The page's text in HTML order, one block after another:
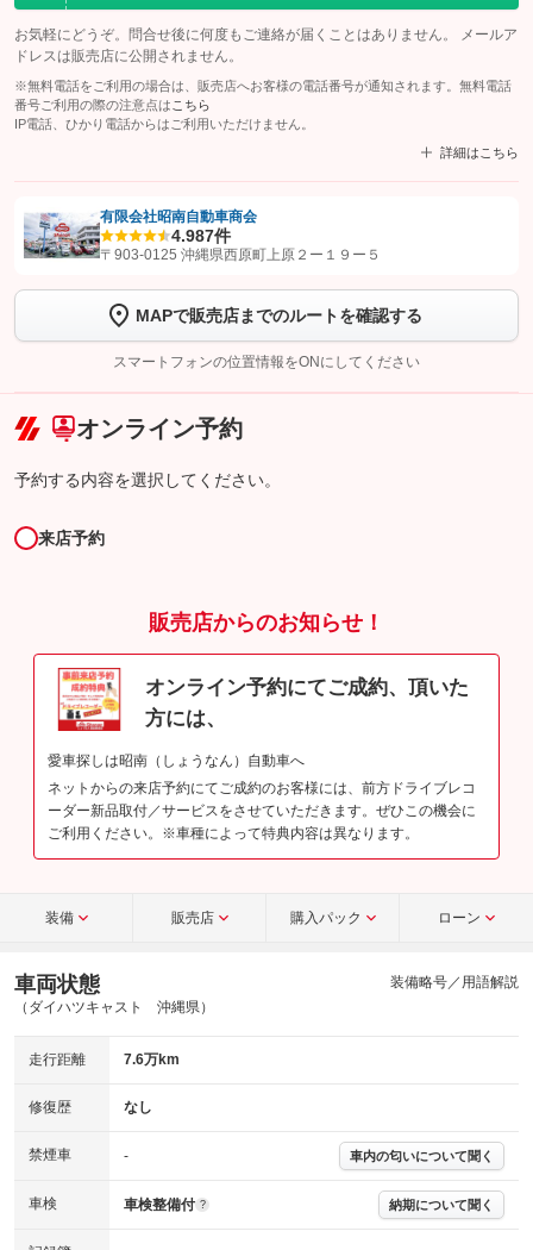
お気軽にどうぞ。問合せ後に何度もご連絡が届くことはありません。 メールア
ドレスは販売店に公開されません。
※無料電話をご利用の場合は、販売店へお客様の電話番号が通知されます。無料電話
番号ご利用の際の注意点は こちら
IP電話、ひかり電話からはご利用いただけません。
詳細はこちら
【STEP1】認証画面でグーネットを友だち追加してから「許可する」ボタンを押
トーク画面で
ボタンをタップして問い合わせを
完了してください。
こちら
有限会社昭南自動車商会
4.987件
〒903-0125 沖縄県西原町上原２ー１９ー５
MAPで販売店までのルートを確認する
スマートフォンの位置情報をONにしてください
オンライン予約
予約する内容を選択してください。
来店予約
販売店からのお知らせ！
オンライン予約にてご成約、頂いた
方には、
愛車探しは昭南（しょうなん）自動車へ
ネットからの来店予約にてご成約のお客様には、前方ドライブレコ
ーダー新品取付／サービスをさせていただきます。ぜひこの機会に
ご利用ください。※車種によって特典内容は異なります。
装備 販売店 購入パック ローン
車両状態
（ダイハツキャスト 沖縄県）
装備略号／用語解説
走行距離 7.6万km
修復歴 なし
禁煙車 - 車内の匂いについて聞く
車検 車検整備付 ? 納期について聞く